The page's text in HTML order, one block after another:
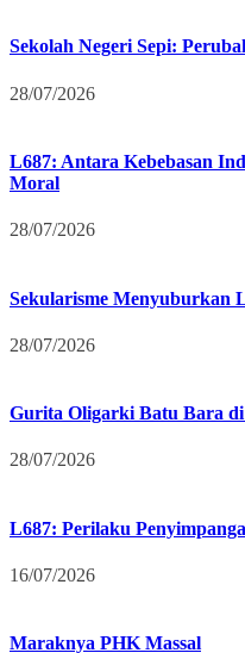
Sekolah Negeri Sepi:
28/07/2026
L687: Antara Kebebasan
Moral
28/07/2026
Sekularisme Menyuburkan
28/07/2026
Gurita Oligarki Batu Bara
28/07/2026
L687: Perilaku
16/07/2026
Maraknya PHK Massal